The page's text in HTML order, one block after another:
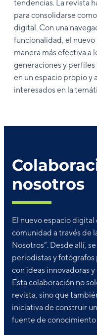
tendencias. La revista
para consolidarse
digital. Con una
funcionalidad, el
manera más efectiva a
generaciones y
en un espacio propio y
interesados en la
nosotros
El nuevo espacio
comunidad a través de
Nosotros”. Desde allí,
periodistas y
con ideas innovadoras
Esta colaboración no
revista, sino que
iniciativa de construir
fuente de conocimiento